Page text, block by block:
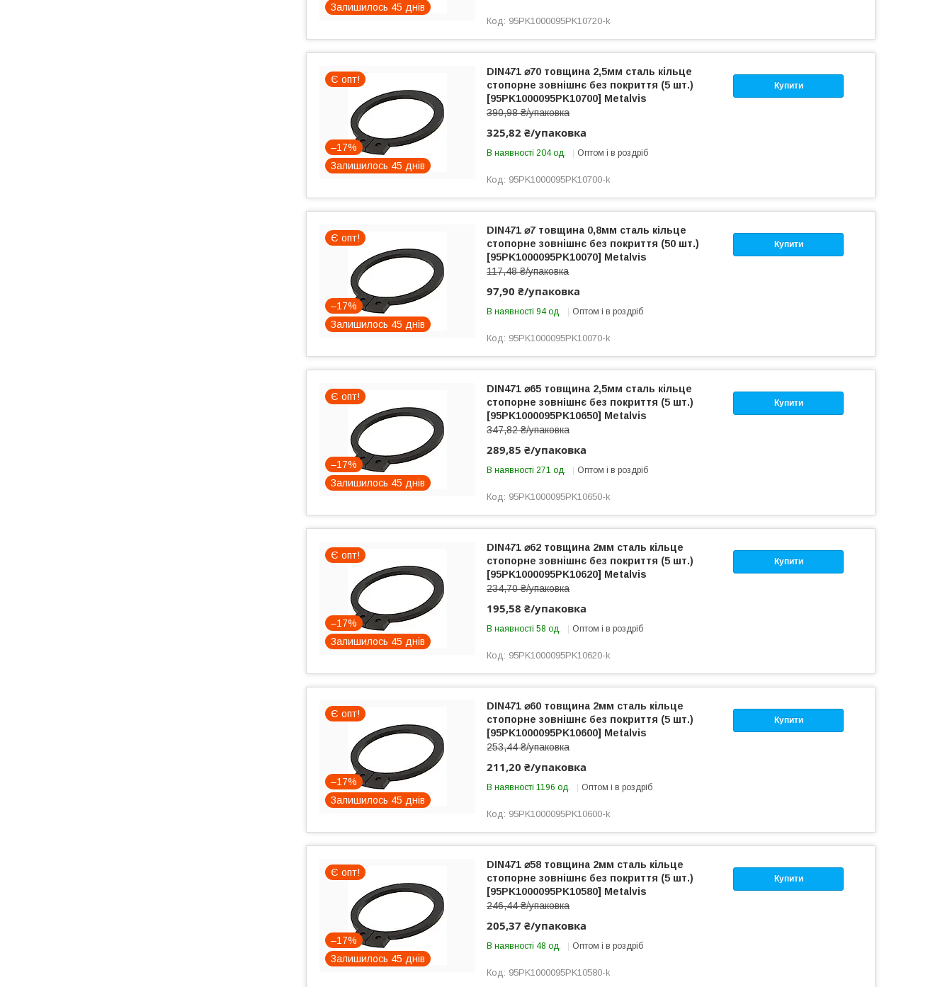
Залишилось 45 днів
95PK1000095PK10720-k
Є опт!
–17%
Залишилось 45 днів
Купити
DIN471 ⌀70 товщина 2,5мм сталь кільце
стопорне зовнішнє без покриття (5 шт.)
[95PK1000095PK10700] Metalvis
390,98 ₴/упаковка
325,82 ₴/упаковка
В наявності 204 од. Оптом і в роздріб
95PK1000095PK10700-k
Є опт!
–17%
Залишилось 45 днів
Купити
DIN471 ⌀7 товщина 0,8мм сталь кільце
стопорне зовнішнє без покриття (50 шт.)
[95PK1000095PK10070] Metalvis
117,48 ₴/упаковка
97,90 ₴/упаковка
В наявності 94 од. Оптом і в роздріб
95PK1000095PK10070-k
Є опт!
–17%
Залишилось 45 днів
Купити
DIN471 ⌀65 товщина 2,5мм сталь кільце
стопорне зовнішнє без покриття (5 шт.)
[95PK1000095PK10650] Metalvis
347,82 ₴/упаковка
289,85 ₴/упаковка
В наявності 271 од. Оптом і в роздріб
95PK1000095PK10650-k
Є опт!
–17%
Залишилось 45 днів
Купити
DIN471 ⌀62 товщина 2мм сталь кільце
стопорне зовнішнє без покриття (5 шт.)
[95PK1000095PK10620] Metalvis
234,70 ₴/упаковка
195,58 ₴/упаковка
В наявності 58 од. Оптом і в роздріб
95PK1000095PK10620-k
Є опт!
–17%
Залишилось 45 днів
Купити
DIN471 ⌀60 товщина 2мм сталь кільце
стопорне зовнішнє без покриття (5 шт.)
[95PK1000095PK10600] Metalvis
253,44 ₴/упаковка
211,20 ₴/упаковка
В наявності 1196 од. Оптом і в роздріб
95PK1000095PK10600-k
Є опт!
–17%
Залишилось 45 днів
Купити
DIN471 ⌀58 товщина 2мм сталь кільце
стопорне зовнішнє без покриття (5 шт.)
[95PK1000095PK10580] Metalvis
246,44 ₴/упаковка
205,37 ₴/упаковка
В наявності 48 од. Оптом і в роздріб
95PK1000095PK10580-k